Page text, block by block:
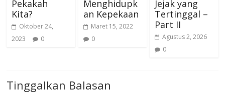
Pekakah
Kita?
Oktober 24,
2023
0
Menghidupk
an Kepekaan
Maret 15, 2022
0
Jejak yang
Tertinggal –
Part II
Agustus 2, 2026
0
Tinggalkan Balasan